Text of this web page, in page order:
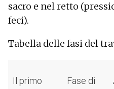
sacro e nel retto
feci).
Tabella delle fasi del
Il primo
Fase di